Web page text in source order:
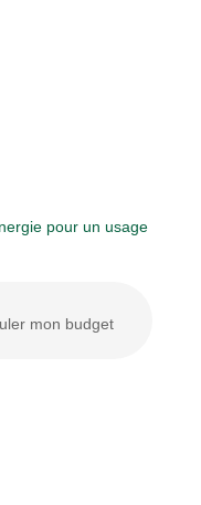
pour un usage
mon budget